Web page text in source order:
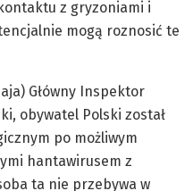
z gryzoniami i
mogą roznosić te
Główny Inspektor
obywatel Polski został
po możliwym
hantawirusem z
ta nie przebywa w